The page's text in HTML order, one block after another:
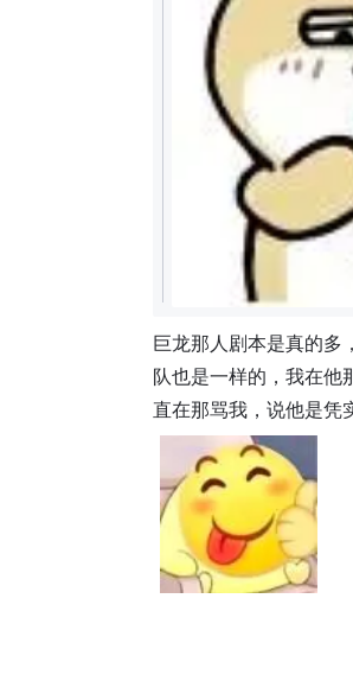
巨龙那人剧本是真的多
队也是一样的，我在他
直在那骂我，说他是凭